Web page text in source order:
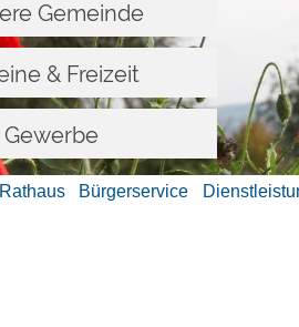
Gemeinde
& Freizeit
Gewerbe
Rathaus Bürgerservice